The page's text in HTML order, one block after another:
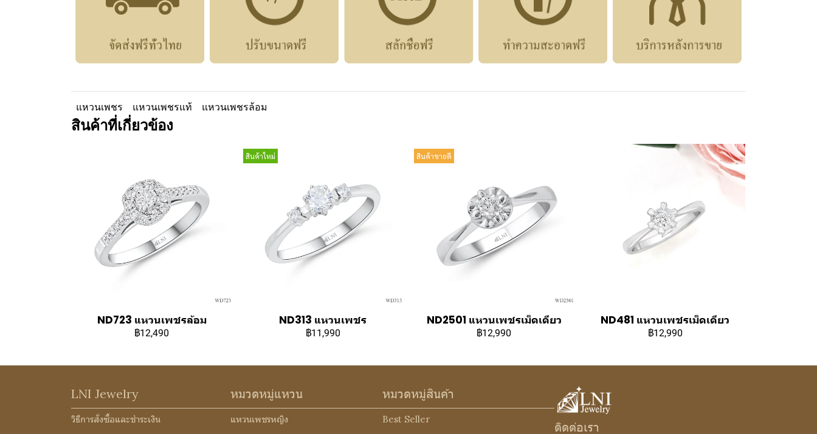
แหวนเพชร แหวนเพชรแท้ แหวนเพชรล้อม
สินค้าที่เกี่ยวข้อง
ND723 แหวนเพชรล้อม
฿12,490
สินค้าใหม่
ND313 แหวนเพชร
฿11,990
สินค้าขายดี
ND2501 แหวนเพชรเม็ดเดียว
฿12,990
ND481 แหวนเพชรเม็ดเดียว
฿12,990
LNI Jewelry
วิธีการสั่งซื้อและชำระเงิน
หมวดหมู่แหวน
แหวนเพชรหญิง
หมวดหมู่สินค้า
Best Seller
ติดต่อเรา